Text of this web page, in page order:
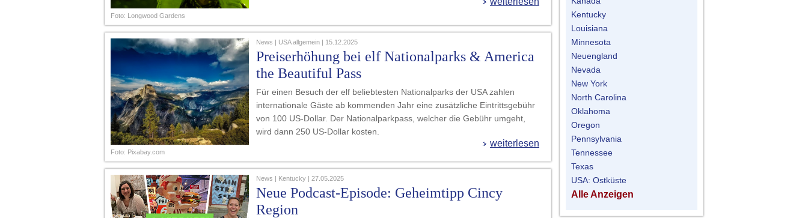
Foto: Longwood Gardens
Foto: Pixabay.com
News | USA allgemein | 15.12.2025
Preiserhöhung bei elf Nationalparks & America
the Beautiful Pass
Für einen Besuch der elf beliebtesten Nationalparks der USA zahlen
internationale Gäste ab kommenden Jahr eine zusätzliche Eintrittsgebühr
von 100 US-Dollar. Der Nationalparkpass, welcher die Gebühr umgeht,
wird dann 250 US-Dollar kosten.
weiterlesen
News | Kentucky | 27.05.2025
Neue Podcast-Episode: Geheimtipp Cincy
Region
Kentucky
Louisiana
Minnesota
Neuengland
Nevada
New York
North Carolina
Oklahoma
Oregon
Pennsylvania
Tennessee
Texas
USA: Ostküste
Alle Anzeigen